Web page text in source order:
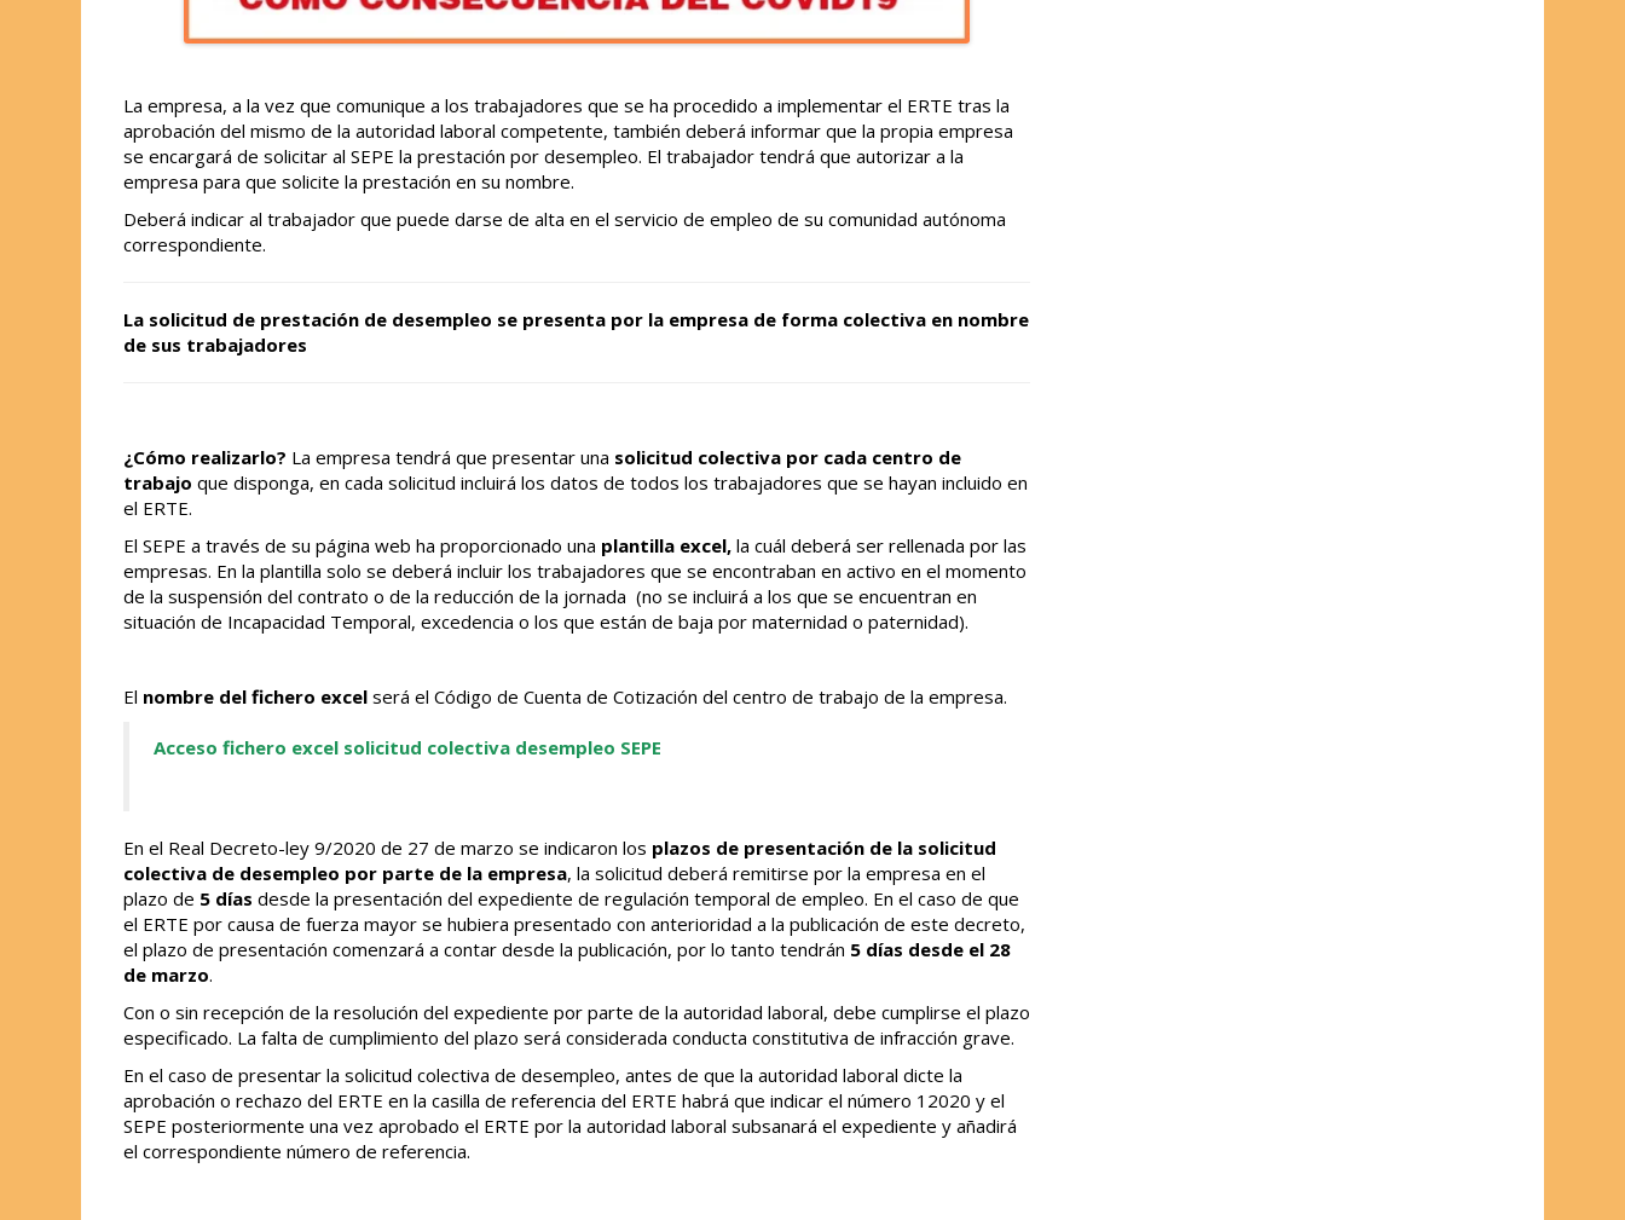
La empresa, a la vez que comunique a los trabajadores que se ha procedido a implementar el ERTE tras la
aprobación del mismo de la autoridad laboral competente, también deberá informar que la propia empresa
se encargará de solicitar al SEPE la prestación por desempleo. El trabajador tendrá que autorizar a la
empresa para que solicite la prestación en su nombre.
Deberá indicar al trabajador que puede darse de alta en el servicio de empleo de su comunidad autónoma
correspondiente.
La solicitud de prestación de desempleo se presenta por la empresa de forma colectiva en nombre
de sus trabajadores
¿Cómo realizarlo? La empresa tendrá que presentar una solicitud colectiva por cada centro de
trabajo que disponga, en cada solicitud incluirá los datos de todos los trabajadores que se hayan incluido en
el ERTE.
El SEPE a través de su página web ha proporcionado una plantilla excel, la cuál deberá ser rellenada por las
empresas. En la plantilla solo se deberá incluir los trabajadores que se encontraban en activo en el momento
de la suspensión del contrato o de la reducción de la jornada (no se incluirá a los que se encuentran en
situación de Incapacidad Temporal, excedencia o los que están de baja por maternidad o paternidad).
El nombre del fichero excel será el Código de Cuenta de Cotización del centro de trabajo de la empresa.
Acceso fichero excel solicitud colectiva desempleo SEPE
En el Real Decreto-ley 9/2020 de 27 de marzo se indicaron los plazos de presentación de la solicitud
colectiva de desempleo por parte de la empresa, la solicitud deberá remitirse por la empresa en el
plazo de 5 días desde la presentación del expediente de regulación temporal de empleo. En el caso de que
el ERTE por causa de fuerza mayor se hubiera presentado con anterioridad a la publicación de este decreto,
el plazo de presentación comenzará a contar desde la publicación, por lo tanto tendrán 5 días desde el 28
de marzo.
Con o sin recepción de la resolución del expediente por parte de la autoridad laboral, debe cumplirse el plazo
especificado. La falta de cumplimiento del plazo será considerada conducta constitutiva de infracción grave.
En el caso de presentar la solicitud colectiva de desempleo, antes de que la autoridad laboral dicte la
aprobación o rechazo del ERTE en la casilla de referencia del ERTE habrá que indicar el número 12020 y el
SEPE posteriormente una vez aprobado el ERTE por la autoridad laboral subsanará el expediente y añadirá
el correspondiente número de referencia.